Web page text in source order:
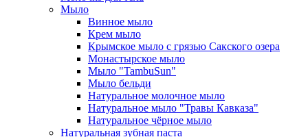
Мыло
Винное мыло
Крем мыло
Крымское мыло с грязью Сакского озера
Монастырское мыло
Мыло "TambuSun"
Мыло бельди
Натуральное молочное мыло
Натуральное мыло "Травы Кавказа"
Натуральное чёрное мыло
Натуральная зубная паста